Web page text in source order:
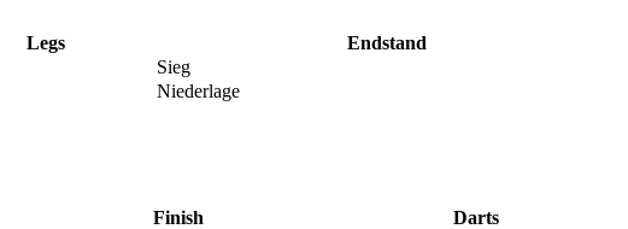
Legs
Endstand
Sieg
Niederlage
Finish
Darts